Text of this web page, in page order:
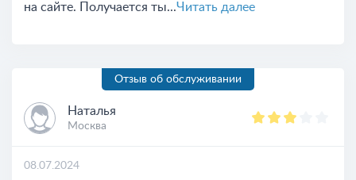
на сайте. Получается ты...Читать далее
Отзыв об обслуживании
Наталья
Москва
08.07.2024